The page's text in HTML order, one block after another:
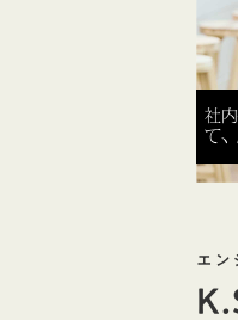
社
て
エン